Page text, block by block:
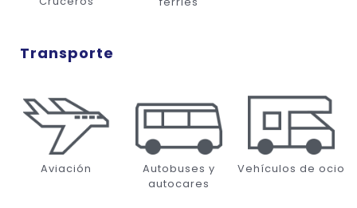
Transporte
Aviación
Autobuses y
autocares
Vehículos de ocio